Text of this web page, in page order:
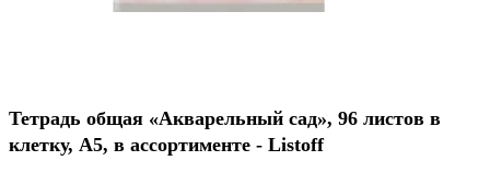
Тетрадь общая «Акварельный сад», 96 листов в
клетку, А5, в ассортименте - Listoff